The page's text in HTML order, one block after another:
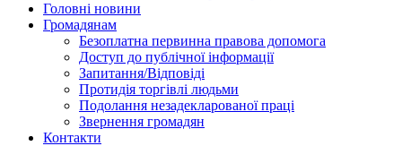
Головні новини
Громадянам
Безоплатна первинна правова допомога
Доступ до публічної інформації
Запитання/Відповіді
Протидія торгівлі людьми
Подолання незадекларованої праці
Звернення громадян
Контакти